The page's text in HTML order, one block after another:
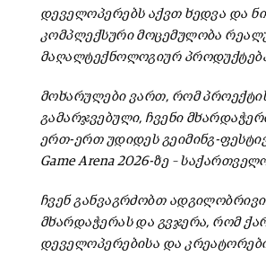
დეველოპერებს აქვთ ხედვა და
კომპლექსური მოცემულობა
მაღალტექნოლოგიურ
მოხარულები ვართ, რომ
გამარჯვებული, ჩვენი
ერთ-ერთ უდიდეს გეიმინგ-
Game Arena 2026-ზე –
ჩვენ განვაგრძობთ ადგილობრივი
მხარდაჭერას და გვჯერა, რომ
დეველოპერებისა და